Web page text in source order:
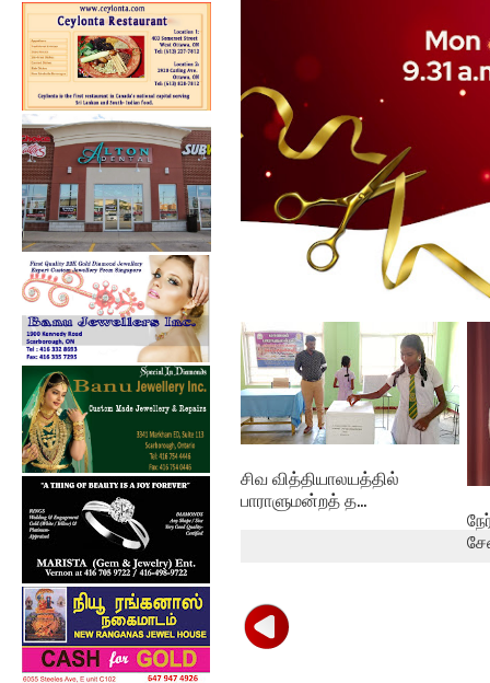
கல்குடா கல்வி வலயத்தின்
இணையத்தளம் ...
சிவ வித்தியாலயத்தில்
பாராளுமன்றத் த...